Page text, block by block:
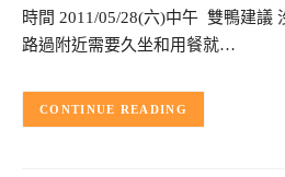
時間 2011/05/28(六)中午 雙鴨建議
路過附近需要久坐和用餐就…
CONTINUE READING